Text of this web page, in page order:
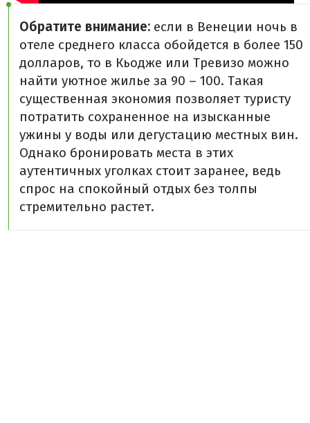
Обратите внимание: если в Венеции ночь в
отеле среднего класса обойдется в более 150
долларов, то в Кьодже или Тревизо можно
найти уютное жилье за 90 – 100. Такая
существенная экономия позволяет туристу
потратить сохраненное на изысканные
ужины у воды или дегустацию местных вин.
Однако бронировать места в этих
аутентичных уголках стоит заранее, ведь
спрос на спокойный отдых без толпы
стремительно растет.